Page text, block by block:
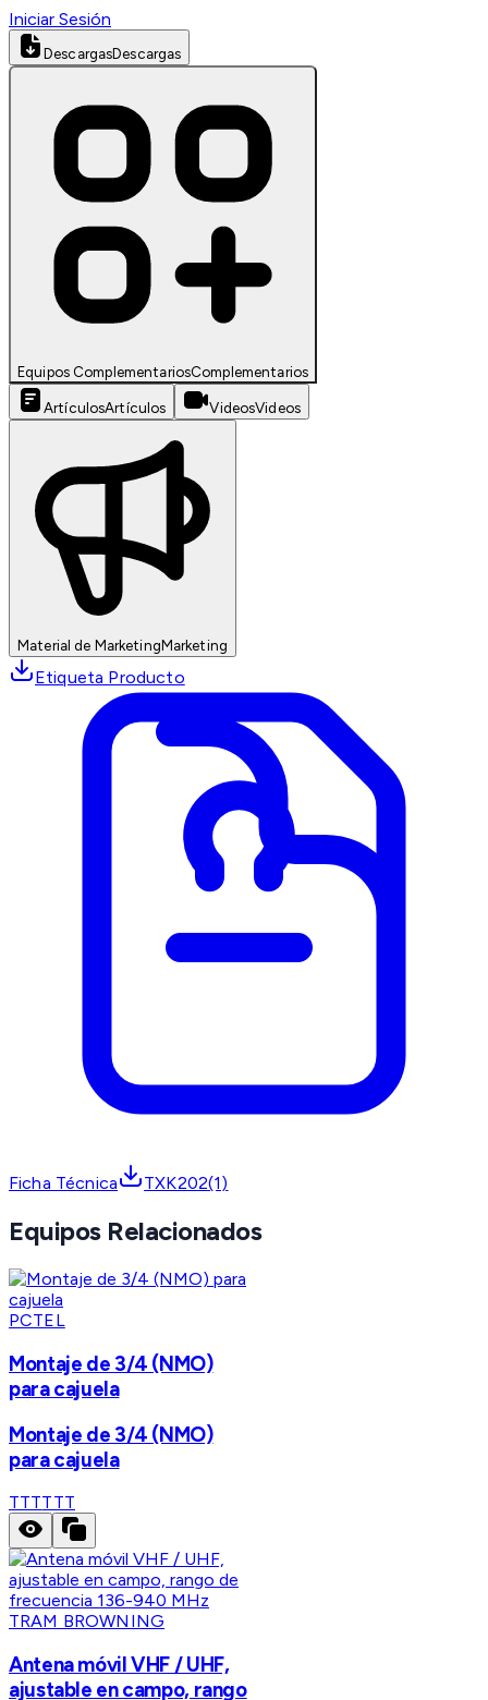
Iniciar Sesión
DescargasDescargas
Equipos ComplementariosComplementarios
ArtículosArtículos VideosVideos
Material de MarketingMarketing
Etiqueta Producto
Ficha Técnica TXK202(1)
Equipos Relacionados
PCTEL
Montaje de 3/4 (NMO)
para cajuela
Montaje de 3/4 (NMO)
para cajuela
TTTTTT
TRAM BROWNING
Antena móvil VHF / UHF,
ajustable en campo, rango